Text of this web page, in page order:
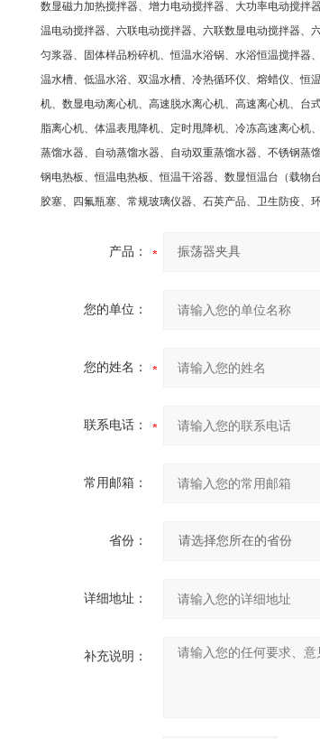
数显磁力加热搅拌器、增力电动搅拌器、大功率电动搅拌
温电动搅拌器、六联电动搅拌器、六联数显电动搅拌器、
匀浆器、固体样品粉碎机、恒温水浴锅、水浴恒温搅拌器
温水槽、低温水浴、双温水槽、冷热循环仪、熔蜡仪、恒
机、数显电动离心机、高速脱水离心机、高速离心机、台
脂离心机、体温表甩降机、定时甩降机、冷冻高速离心机
蒸馏水器、自动蒸馏水器、自动双重蒸馏水器、不锈钢蒸
钢电热板、恒温电热板、恒温干浴器、数显恒温台（载物
胶塞、四氟瓶塞、常规玻璃仪器、石英产品、卫生防疫、
产品：
您的单位：
您的姓名：
联系电话：
常用邮箱：
省份：
详细地址：
补充说明：